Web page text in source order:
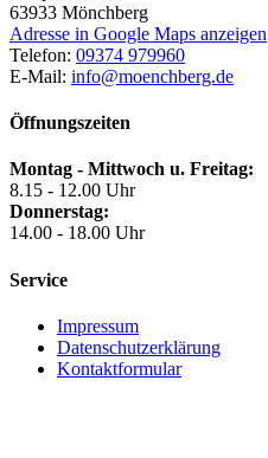
63933 Mönchberg
Adresse in Google Maps anzeigen
Telefon: 09374 979960
E-Mail: info@moenchberg.de
Öffnungszeiten
Montag - Mittwoch u. Freitag:
8.15 - 12.00 Uhr
Donnerstag:
14.00 - 18.00 Uhr
Service
Impressum
Datenschutzerklärung
Kontaktformular